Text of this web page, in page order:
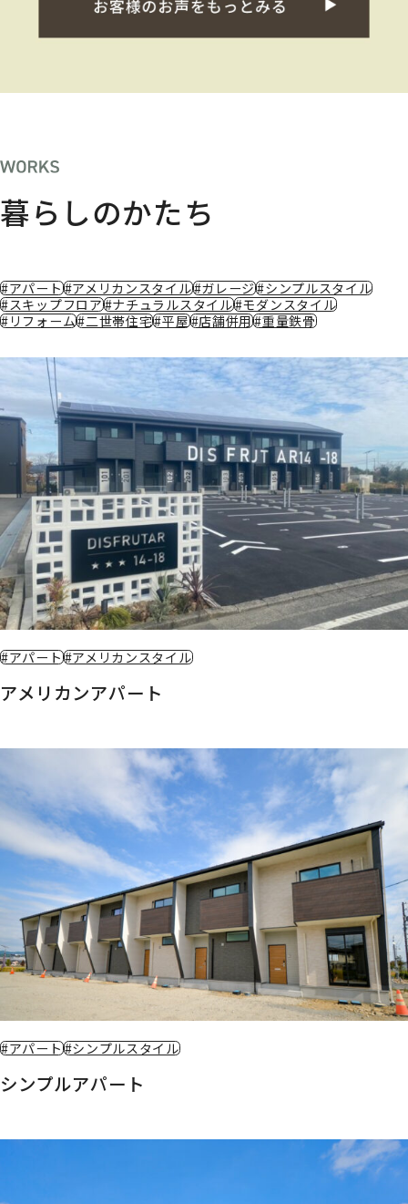
暮らしのかたち
#アパート#アメリカンスタイル#ガレージ#シンプルスタイル
#スキップフロア#ナチュラルスタイル#モダンスタイル
#リフォーム#二世帯住宅#平屋#店舗併用#重量鉄骨
#アパート#アメリカンスタイル
アメリカンアパート
#アパート#シンプルスタイル
シンプルアパート